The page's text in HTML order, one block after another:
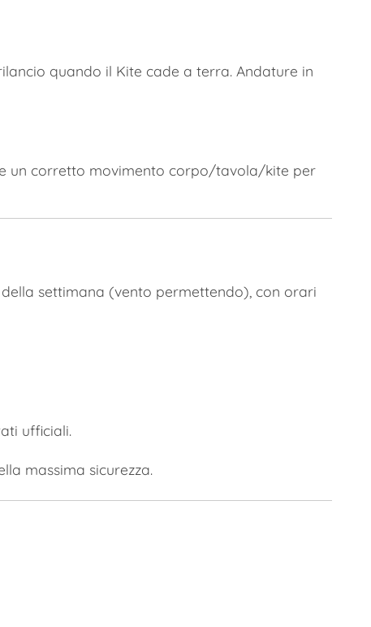
quando il Kite cade a terra. Andature in
un corretto movimento corpo/tavola/kite per
settimana (vento permettendo), con orari
ufficiali.
massima sicurezza.